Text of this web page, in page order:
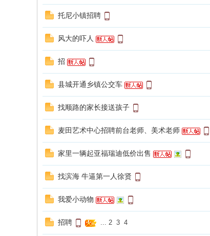
托尼小镇招聘
风大的吓人
招
县城开通乡镇公交车
找顺路的家长接送孩子
麦田艺术中心招聘前台老师、美术老师
家里一辆起亚福瑞迪低价出售
找滨海 牛逼第一人徐贤
我爱小动物
招聘 ... 2 3 4